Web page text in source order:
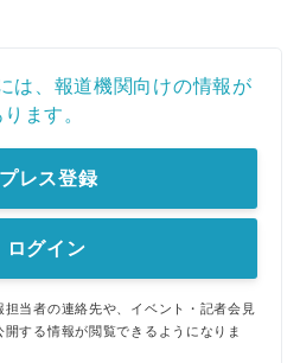
は、報道機関向けの情報が
ります。
プレス登録
ログイン
当者の連絡先や、イベント・記者会見
する情報が閲覧できるようになりま